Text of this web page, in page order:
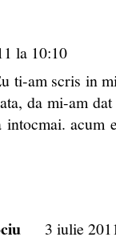
la 10:10
ti-am scris in
da mi-am
intocmai.
3 iulie